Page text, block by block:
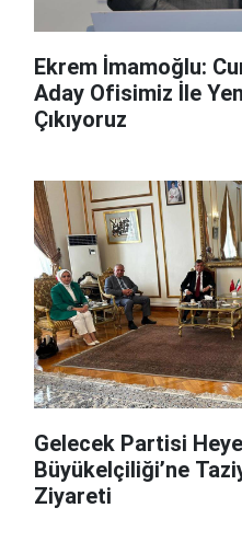
Ekrem İmamoğlu:
Aday Ofisimiz İle
Çıkıyoruz
Gelecek Partisi
Büyükelçiliği’ne
Ziyareti